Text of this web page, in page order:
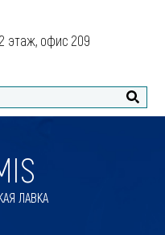
2 этаж, офис 209
Найти
ЛАВКА